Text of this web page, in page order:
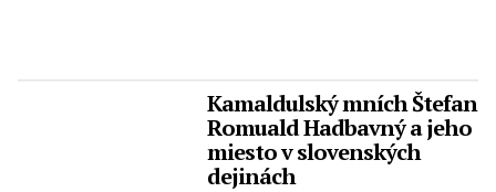
Kamaldulský mních Štefan
Romuald Hadbavný a jeho
miesto v slovenských
dejinách